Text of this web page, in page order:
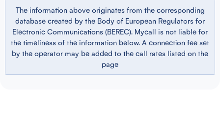
The information above originates from the corresponding
database created by the Body of European Regulators for
Electronic Communications (BEREC). Mycall is not liable for
the timeliness of the information below. A connection fee set
by the operator may be added to the call rates listed on the
page